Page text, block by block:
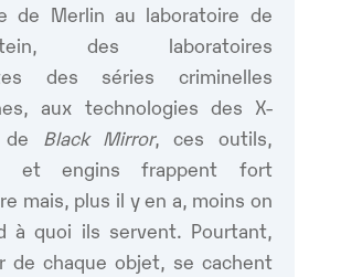
de Merlin au laboratoire de
des laboratoires
des séries criminelles
aux technologies des X-
Black Mirror, ces outils,
et engins frappent fort
mais, plus il y en a, moins on
à quoi ils servent. Pourtant,
de chaque objet, se cachent